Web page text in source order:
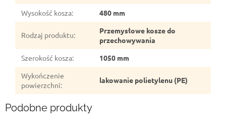
Wysokość kosza: 480 mm
Rodzaj produktu:
Przemysłowe kosze do
przechowywania
Szerokość kosza:
1050 mm
Wykończenie
powierzchni:
lakowanie polietylenu (PE)
Podobne produkty